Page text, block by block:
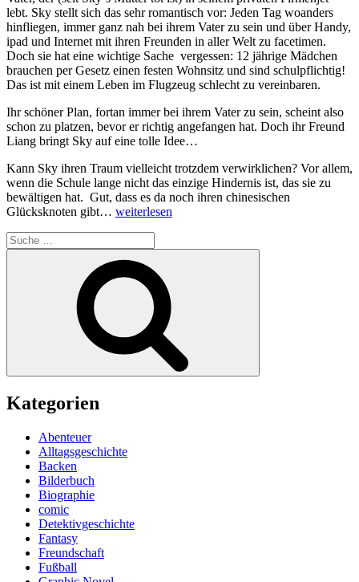
lebt. Sky stellt sich das sehr romantisch vor: Jeden Tag woanders
hinfliegen, immer ganz nah bei ihrem Vater zu sein und über Handy,
ipad und Internet mit ihren Freunden in aller Welt zu facetimen.
Doch sie hat eine wichtige Sache vergessen: 12 jährige Mädchen
brauchen per Gesetz einen festen Wohnsitz und sind schulpflichtig!
Das ist mit einem Leben im Flugzeug schlecht zu vereinbaren.
Ihr schöner Plan, fortan immer bei ihrem Vater zu sein, scheint also
schon zu platzen, bevor er richtig angefangen hat. Doch ihr Freund
Liang bringt Sky auf eine tolle Idee…
Kann Sky ihren Traum vielleicht trotzdem verwirklichen? Vor allem,
wenn die Schule lange nicht das einzige Hindernis ist, das sie zu
bewältigen hat. Gut, dass es da noch ihren chinesischen
Glücksknoten gibt… „Dann
weiterlesen
Suche
nach:
Kategorien
Abenteuer
Alltagsgeschichte
Backen
Bilderbuch
Biographie
comic
Detektivgeschichte
Fantasy
Freundschaft
Fußball